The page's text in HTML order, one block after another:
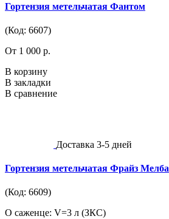
Гортензия метельчатая Фантом
(Код: 6607)
От 1 000 р.
В корзину
В закладки
В сравнение
Доставка 3-5 дней
Гортензия метельчатая Фрайз Мелба
(Код: 6609)
О саженце: V=3 л (ЗКС)